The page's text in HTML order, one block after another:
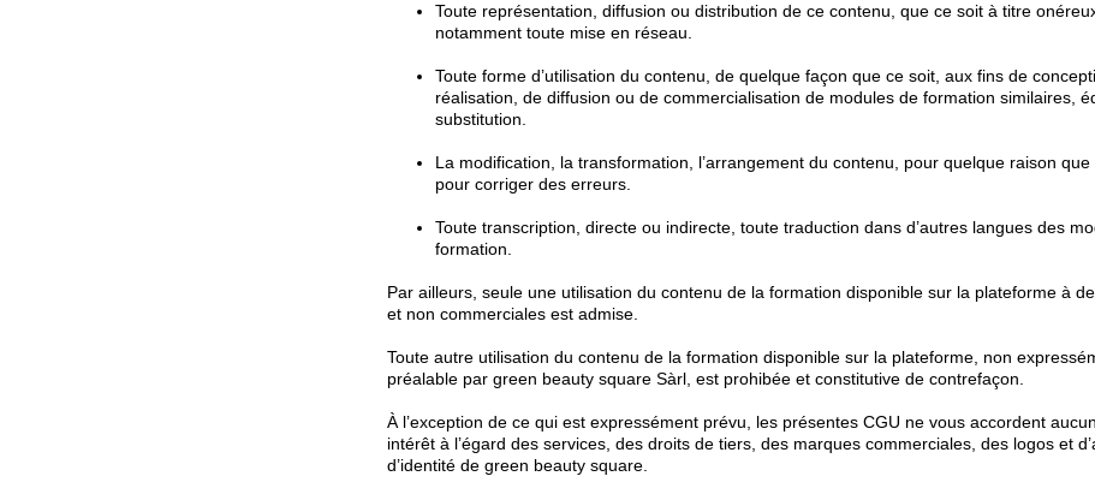
Toute représentation, diffusion ou distribution de ce contenu, que ce soit à titre
notamment toute mise en réseau.
Toute forme d’utilisation du contenu, de quelque façon que ce soit, aux fins de
réalisation, de diffusion ou de commercialisation de modules de formation similaires,
substitution.
La modification, la transformation, l’arrangement du contenu, pour quelque raison
pour corriger des erreurs.
Toute transcription, directe ou indirecte, toute traduction dans d’autres langues des
formation.
Par ailleurs, seule une utilisation du contenu de la formation disponible sur la plateforme à
et non commerciales est admise.
Toute autre utilisation du contenu de la formation disponible sur la plateforme, non
préalable par green beauty square Sàrl, est prohibée et constitutive de contrefaçon.
À l’exception de ce qui est expressément prévu, les présentes CGU ne vous accordent
intérêt à l’égard des services, des droits de tiers, des marques commerciales, des logos et
d’identité de green beauty square.